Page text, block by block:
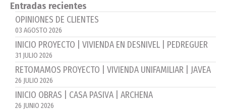
Entradas recientes
OPINIONES DE CLIENTES
03 AGOSTO 2026
INICIO PROYECTO | VIVIENDA EN DESNIVEL | PEDREGUER
31 JULIO 2026
RETOMAMOS PROYECTO | VIVIENDA UNIFAMILIAR | JAVEA
26 JULIO 2026
INICIO OBRAS | CASA PASIVA | ARCHENA
26 JUNIO 2026